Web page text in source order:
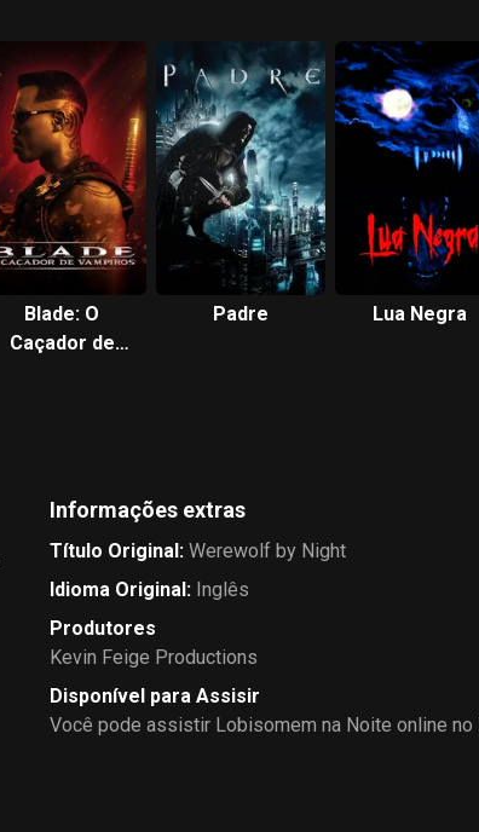
Blade: O
Caçador de
Padre Lua Negra
Informações extras
Título Original: Werewolf by Night
Idioma Original: Inglês
Produtores
Kevin Feige Productions
Disponível para Assisir
Você pode assistir Lobisomem na Noite online no